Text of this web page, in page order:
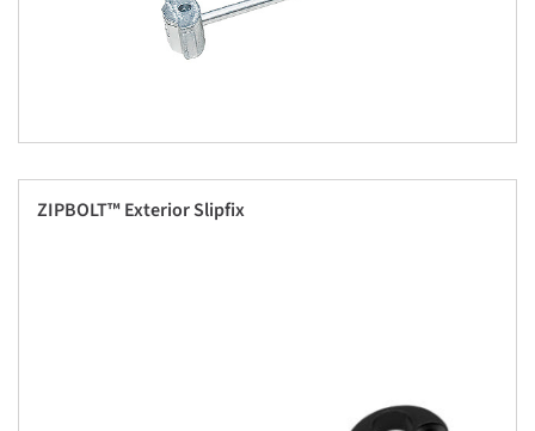
ZIPBOLT™ Exterior Slipfix